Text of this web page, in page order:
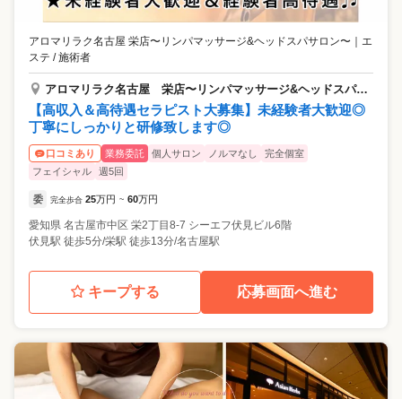
アロマリラク名古屋 栄店〜リンパマッサージ&ヘッドスパサロン〜
エ
ステ / 施術者
アロマリラク名古屋 栄店〜リンパマッサージ&ヘッドスパサロン〜
【高収入＆高待遇セラピスト大募集】未経験者大歓迎◎
丁寧にしっかりと研修致します◎
口コミあり 業務委託 個人サロン ノルマなし
完全個室
フェイシャル
週5回
委 完全歩合 25万円 ~ 60万円
愛知県 名古屋市中区 栄2丁目8-7 シーエフ伏見ビル6階
伏見駅 徒歩5分/栄駅 徒歩13分/名古屋駅
キープする 応募画面へ進む